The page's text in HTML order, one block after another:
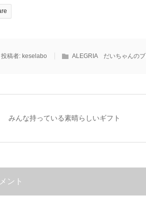
投稿者: keselabo ALEGRIA だいちゃんの
みんな持っている素晴らしいギフト
ント